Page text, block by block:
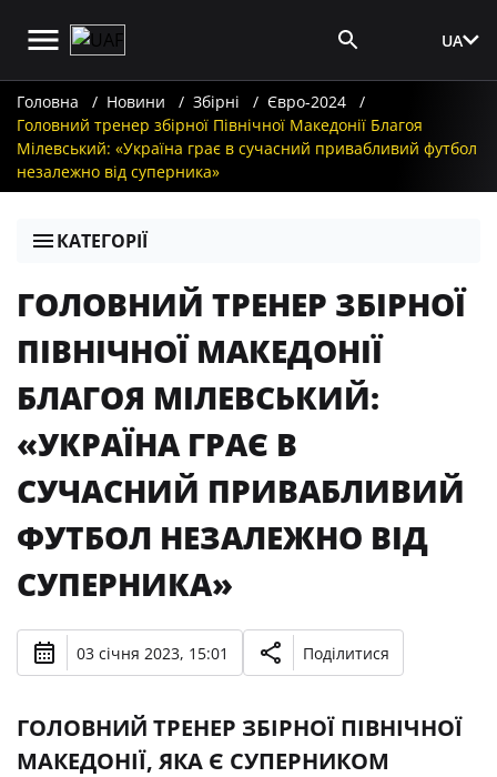
UA
Головна Новини Збірні
Євро-2024
Головний тренер збірної Північної Македонії Благоя
Мілевський: «Україна грає в сучасний привабливий футбол
незалежно від суперника»
КАТЕГОРІЇ
ГОЛОВНИЙ ТРЕНЕР ЗБІРНОЇ
ПІВНІЧНОЇ МАКЕДОНІЇ
БЛАГОЯ МІЛЕВСЬКИЙ:
«УКРАЇНА ГРАЄ В
СУЧАСНИЙ ПРИВАБЛИВИЙ
ФУТБОЛ НЕЗАЛЕЖНО ВІД
СУПЕРНИКА»
03 січня 2023, 15:01 Поділитися
ГОЛОВНИЙ ТРЕНЕР ЗБІРНОЇ ПІВНІЧНОЇ
МАКЕДОНІЇ, ЯКА Є СУПЕРНИКОМ